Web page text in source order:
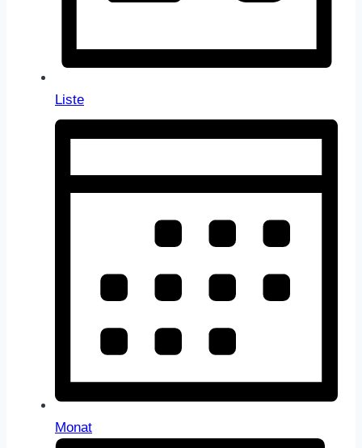
Liste
Monat